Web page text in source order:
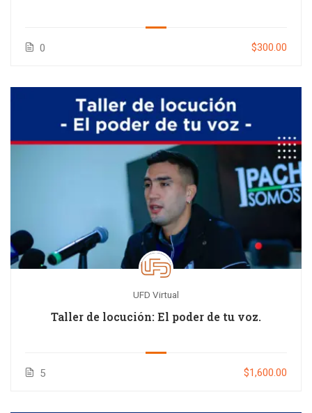
0 $300.00
UFD Virtual
Taller de locución: El poder de tu voz.
5 $1,600.00